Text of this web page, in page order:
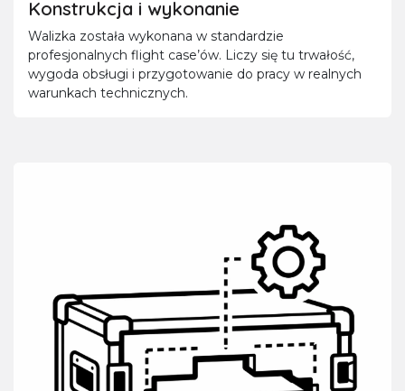
Konstrukcja i wykonanie
Walizka została wykonana w standardzie
profesjonalnych flight case’ów. Liczy się tu trwałość,
wygoda obsługi i przygotowanie do pracy w realnych
warunkach technicznych.